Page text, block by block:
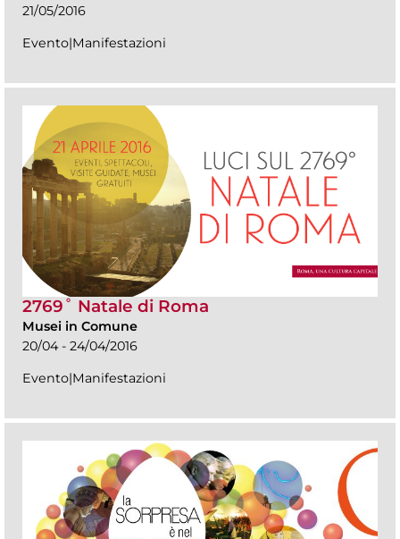
21/05/2016
Evento|Manifestazioni
2769˚ Natale di Roma
Musei in Comune
20/04 - 24/04/2016
Evento|Manifestazioni